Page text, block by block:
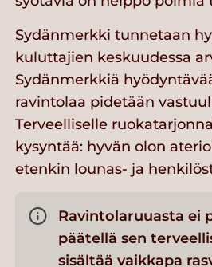
Sydänmerkki tunnetaan
kuluttajien keskuudessa
Sydänmerkkiä
ravintolaa pidetään
Terveelliselle
kysyntää: hyvän olon
etenkin lounas- ja
Ravintolaruuasta ei
päätellä sen
sisältää vaikkapa